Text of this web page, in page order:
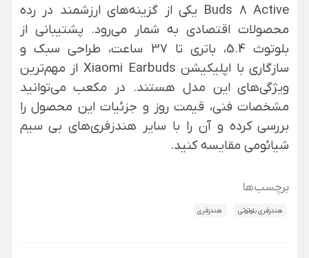
Buds 8 Active یکی از گزینه‌های ارزشمند در رده
محصولات اقتصادی به شمار می‌رود. پشتیبانی از
بلوتوث 5.4، باتری تا 37 ساعت، طراحی سبک و
سازگاری با اپلیکیشن Xiaomi Earbuds از مهم‌ترین
ویژگی‌های این مدل هستند. در مکعب می‌توانید
مشخصات فنی، قیمت روز و جزئیات این محصول را
بررسی کرده و آن را با سایر هندزفری‌های بی سیم
شیائومیمقایسه کنید.
برچسب‌ها
هندزفری بلوتوثی هندزفری